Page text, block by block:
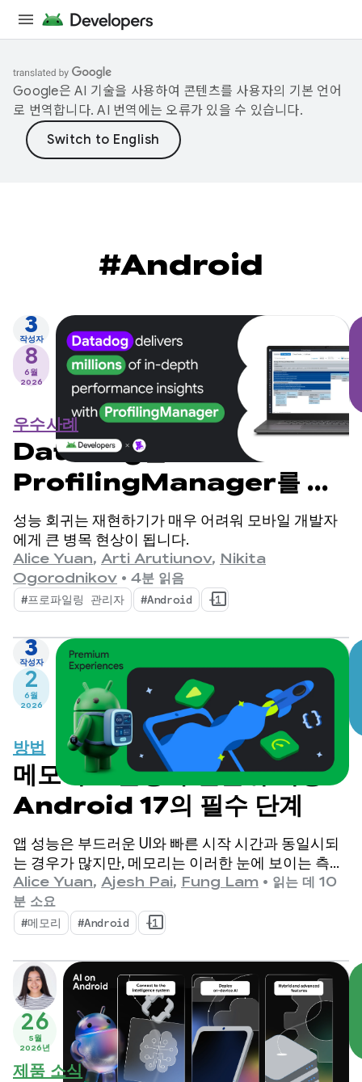
Google은 AI 기술을 사용하여 콘텐츠를 사용자의 기본 언어
로 번역합니다. AI 번역에는 오류가 있을 수 있습니다.
#Android
3
작성자
8
6월
2026
우수사례
Datadog는
ProfilingManager를 사
용하여 수백만 개의 심층적인
성능 통계를 제공합니다.
성능 회귀는 재현하기가 매우 어려워 모바일 개발자
에게 큰 병목 현상이 됩니다.
Alice Yuan, Arti Arutiunov, Nikita
Ogorodnikov • 4분 읽음
#프로파일링 관리자 #Android +1
3
작성자
2
6월
2026
방법
메모리 효율성 우선순위 지정:
Android 17의 필수 단계
앱 성능은 부드러운 UI와 빠른 시작 시간과 동일시되
는 경우가 많지만, 메모리는 이러한 눈에 보이는 측정
항목이 구축되는 조용한 기반 역할을 합니다. 기기 메
모리가 그 어느 때보다 중요해지는 추세가 나타나고
있습니다.
Alice Yuan, Ajesh Pai, Fung Lam • 읽는 데 10
분 소요
#메모리 #Android +1
26
5월
2026년
제품 소식